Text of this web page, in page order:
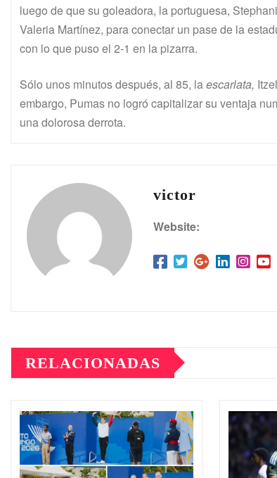
luego de que su goleadora, la portuguesa,
Valeria Martínez, para conectar un pase de la
con lo que puso el 2-1 en la pizarra.
Sólo unos minutos después, al 85, laescarlata,
embargo, Pumas no logró capitalizar su ventaja
una dolorosa derrota.
victor
Website:
RELACIONADAS